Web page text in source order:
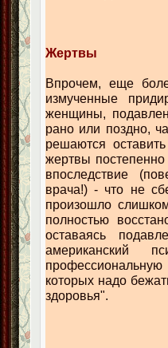
Жертвы
Впрочем, еще
измученные
женщины,
рано или поздно,
решаются
жертвы
впоследствие
врача!) - что не
произошло
полностью
оставаясь
американский
которых надо
здоровья".